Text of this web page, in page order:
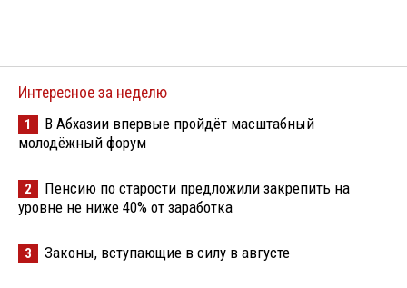
Интересное за неделю
1
В Абхазии впервые пройдёт масштабный
молодёжный форум
2
Пенсию по старости предложили закрепить на
уровне не ниже 40% от заработка
3 Законы, вступающие в силу в августе